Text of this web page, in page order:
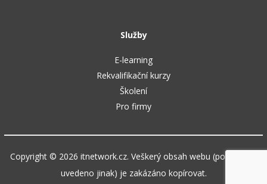
Služby
E-learning
Rekvalifikační kurzy
Školení
Pro firmy
Copyright © 2026 itnetwork.cz. Veškerý obsah webu (pokud není
uvedeno jinak) je zakázáno kopírovat.